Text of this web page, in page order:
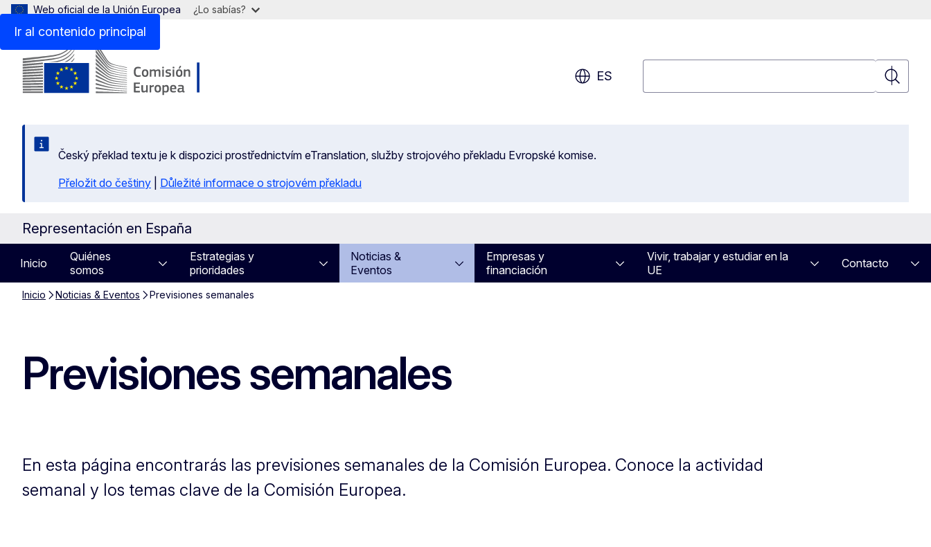
Ir al contenido principal
Web oficial de la Unión Europea ¿Lo sabías?
ES
Český překlad textu je k dispozici prostřednictvím eTranslation, služby strojového překladu Evropské komise.
Přeložit do češtiny
Důležité informace o strojovém překladu
Representación en España
Inicio
Quiénes
somos
Estrategias y
prioridades
Noticias &
Eventos
Empresas y
financiación
Vivir, trabajar y estudiar en la
UE
Contacto
Inicio Noticias & Eventos Previsiones semanales
Previsiones semanales
En esta página encontrarás las previsiones semanales de la Comisión Europea. Conoce la actividad
semanal y los temas clave de la Comisión Europea.